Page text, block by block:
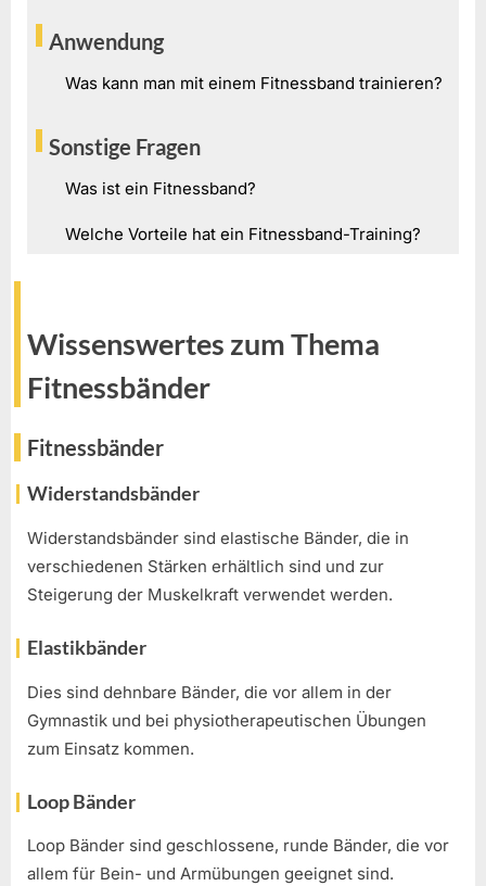
Anwendung
Was kann man mit einem Fitnessband trainieren?
Sonstige Fragen
Was ist ein Fitnessband?
Welche Vorteile hat ein Fitnessband-Training?
Wissenswertes zum Thema
Fitnessbänder
Fitnessbänder
Widerstandsbänder
Widerstandsbänder sind elastische Bänder, die in
verschiedenen Stärken erhältlich sind und zur
Steigerung der Muskelkraft verwendet werden.
Elastikbänder
Dies sind dehnbare Bänder, die vor allem in der
Gymnastik und bei physiotherapeutischen Übungen
zum Einsatz kommen.
Loop Bänder
Loop Bänder sind geschlossene, runde Bänder, die vor
allem für Bein- und Armübungen geeignet sind.